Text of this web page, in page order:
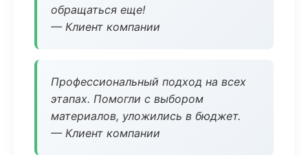
обращаться еще!
— Клиент компании
Профессиональный подход на всех
этапах. Помогли с выбором
материалов, уложились в бюджет.
— Клиент компании